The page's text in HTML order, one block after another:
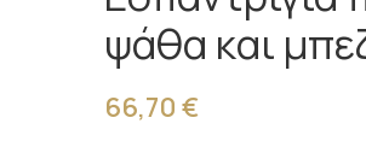
ψάθα και
66,70 €